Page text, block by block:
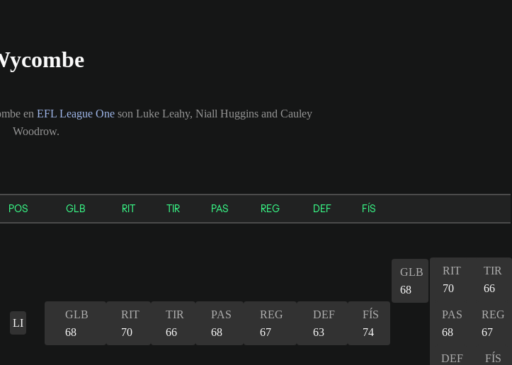
en EFL League Oneson Luke Leahy, Niall Huggins and Cauley
Woodrow.
POS GLB RIT TIR PAS REG DEF FÍS
LI
GLB
68
RIT
70
TIR
66
PAS
68
REG
67
DEF
63
FÍS
74
GLB
68
RIT
70
TIR
66
PAS
68
REG
67
DEF
FÍS